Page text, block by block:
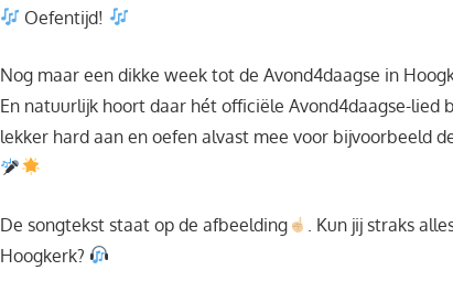
Oefentijd!
Nog maar een dikke week tot de Avond4daagse in
En natuurlijk hoort daar hét officiële Avond4daagse-lied
lekker hard aan en oefen alvast mee voor bijvoorbeeld
De songtekst staat op de afbeelding
. Kun jij straks
Hoogkerk?